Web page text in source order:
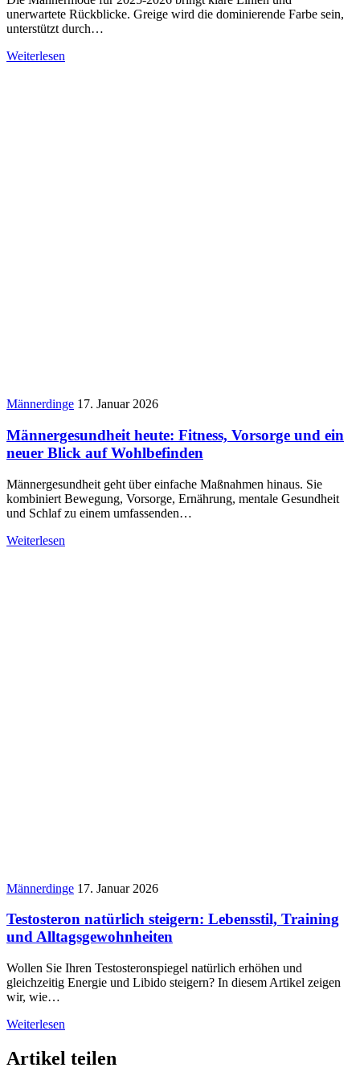
unerwartete Rückblicke. Greige wird die dominierende Farbe sein,
unterstützt durch…
Weiterlesen
Männerdinge 17. Januar 2026
Männergesundheit heute: Fitness, Vorsorge und ein
neuer Blick auf Wohlbefinden
Männergesundheit geht über einfache Maßnahmen hinaus. Sie
kombiniert Bewegung, Vorsorge, Ernährung, mentale Gesundheit
und Schlaf zu einem umfassenden…
Weiterlesen
Männerdinge 17. Januar 2026
Testosteron natürlich steigern: Lebensstil, Training
und Alltagsgewohnheiten
Wollen Sie Ihren Testosteronspiegel natürlich erhöhen und
gleichzeitig Energie und Libido steigern? In diesem Artikel zeigen
wir, wie…
Weiterlesen
Artikel teilen